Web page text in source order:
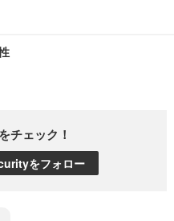
チェック！
をフォロー